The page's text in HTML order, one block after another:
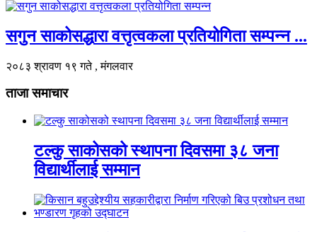
सगुन साकोसद्धारा वत्तृत्वकला प्रतियोगिता सम्पन्न ...
२०८३ श्रावण १९ गते , मंगलवार
ताजा समाचार
टल्कु साकोसको स्थापना दिवसमा ३८ जना
विद्यार्थीलाई सम्मान